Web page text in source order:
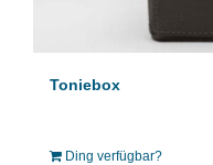
Toniebox
Ding verfügbar?